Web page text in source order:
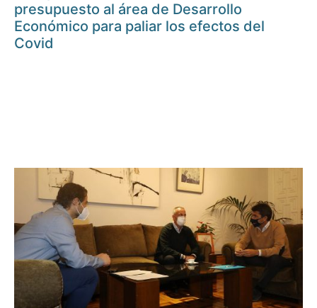
presupuesto al área de Desarrollo
Económico para paliar los efectos del
Covid